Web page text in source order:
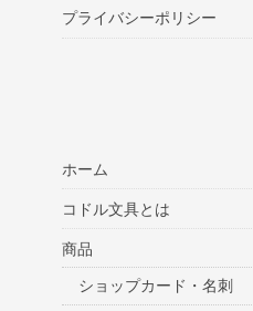
プライバシーポリシー
ホーム
コドル文具とは
商品
ショップカード・名刺